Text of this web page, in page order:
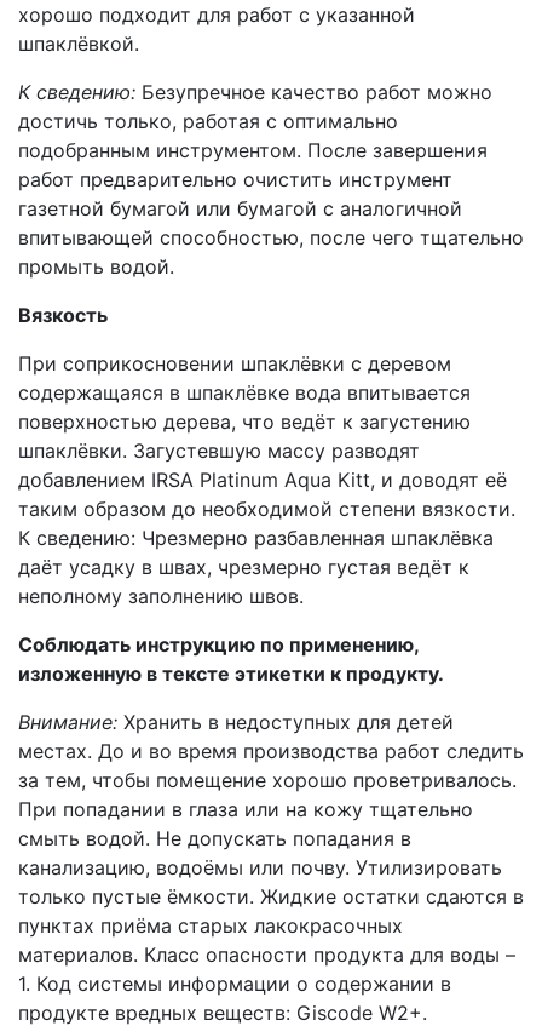
хорошо подходит для работ с указанной
шпаклёвкой.
К сведению: Безупречное качество работ можно
достичь только, работая с оптимально
подобранным инструментом. После завершения
работ предварительно очистить инструмент
газетной бумагой или бумагой с аналогичной
впитывающей способностью, после чего тщательно
промыть водой.
Вязкость
При соприкосновении шпаклёвки с деревом
содержащаяся в шпаклёвке вода впитывается
поверхностью дерева, что ведёт к загустению
шпаклёвки. Загустевшую массу разводят
добавлением IRSA Platinum Aqua Kitt, и доводят её
таким образом до необходимой степени вязкости.
К сведению: Чрезмерно разбавленная шпаклёвка
даёт усадку в швах, чрезмерно густая ведёт к
неполному заполнению швов.
Соблюдать инструкцию по применению,
изложенную в тексте этикетки к продукту.
Внимание: Хранить в недоступных для детей
местах. До и во время производства работ следить
за тем, чтобы помещение хорошо проветривалось.
При попадании в глаза или на кожу тщательно
смыть водой. Не допускать попадания в
канализацию, водоёмы или почву. Утилизировать
только пустые ёмкости. Жидкие остатки сдаются в
пунктах приёма старых лакокрасочных
материалов. Класс опасности продукта для воды –
1. Код системы информации о содержании в
продукте вредных веществ: Giscode W2+.